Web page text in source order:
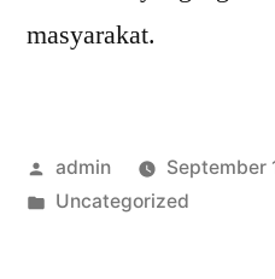
masyarakat.
Posted
by
admin
September
Posted
Uncategorized